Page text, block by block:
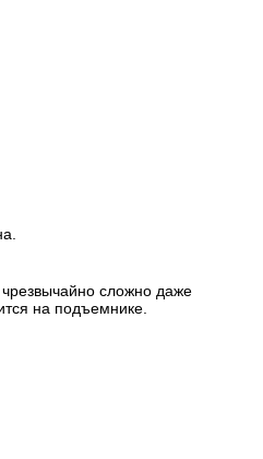
сложно даже
на подъемнике.